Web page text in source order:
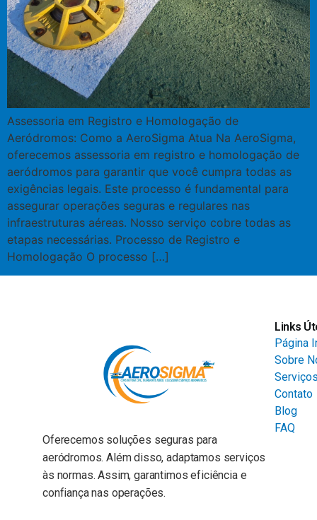
Assessoria em Registro e Homologação de
Aeródromos: Como a AeroSigma Atua Na AeroSigma,
oferecemos assessoria em registro e homologação de
aeródromos para garantir que você cumpra todas as
exigências legais. Este processo é fundamental para
assegurar operações seguras e regulares nas
infraestruturas aéreas. Nosso serviço cobre todas as
etapas necessárias. Processo de Registro e
Homologação O processo […]
Oferecemos soluções seguras para
aeródromos. Além disso, adaptamos serviços
às normas. Assim, garantimos eficiência e
confiança nas operações.
Links
Página
Sobre
Contato
Blog
FAQ